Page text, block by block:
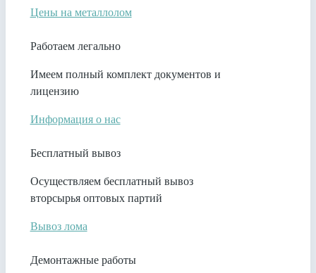
Цены на металлолом
Работаем легально
Имеем полный комплект документов и
лицензию
Информация о нас
Бесплатный вывоз
Осуществляем бесплатный вывоз
вторсырья оптовых партий
Вывоз лома
Демонтажные работы